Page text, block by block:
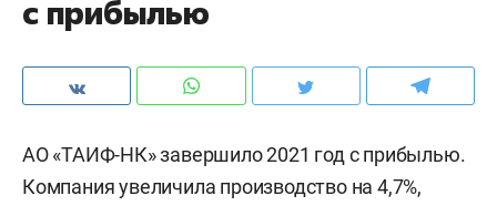
с прибылью
АО «ТАИФ-НК» завершило 2021 год с прибылью.
Компания увеличила производство на 4,7%,